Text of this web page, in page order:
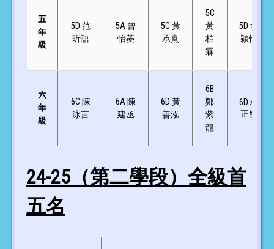
五
年
級
5D 范
昕語
5A 曾
怡菱
5C 黃
承熹
5C
黃
柏
霖
5D 李
穎怡
六
年
級
6C 陳
泳言
6A 陳
建丞
6D 黃
善泓
6B
鄭
紫
龍
6D 林
正龍
24-25（第二學段）全級首
五名